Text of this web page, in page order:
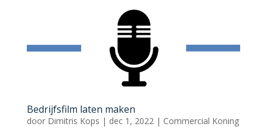
Bedrijfsfilm laten maken
door Dimitris Kops | dec 1, 2022 | Commercial Koning